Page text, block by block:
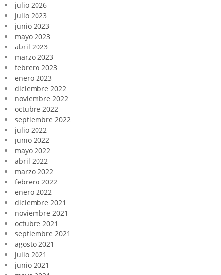
julio 2026
julio 2023
junio 2023
mayo 2023
abril 2023
marzo 2023
febrero 2023
enero 2023
diciembre 2022
noviembre 2022
octubre 2022
septiembre 2022
julio 2022
junio 2022
mayo 2022
abril 2022
marzo 2022
febrero 2022
enero 2022
diciembre 2021
noviembre 2021
octubre 2021
septiembre 2021
agosto 2021
julio 2021
junio 2021